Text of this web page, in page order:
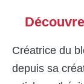
Créatrice du
depuis sa